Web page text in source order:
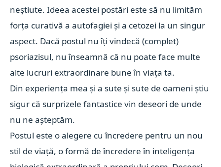
neștiute. Ideea acestei postări este să nu limităm
forța curativă a autofagiei și a cetozei la un singur
aspect. Dacă postul nu îți vindecă (complet)
psoriazisul, nu înseamnă că nu poate face multe
alte lucruri extraordinare bune în viața ta.
Din experiența mea și a sute și sute de oameni știu
sigur că surprizele fantastice vin deseori de unde
nu ne așteptăm.
Postul este o alegere cu încredere pentru un nou
stil de viață, o formă de încredere în inteligența